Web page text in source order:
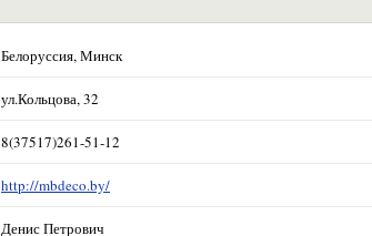
Белоруссия, Минск
ул.Кольцова, 32
8(37517)261-51-12
http://mbdeco.by/
Денис Петрович